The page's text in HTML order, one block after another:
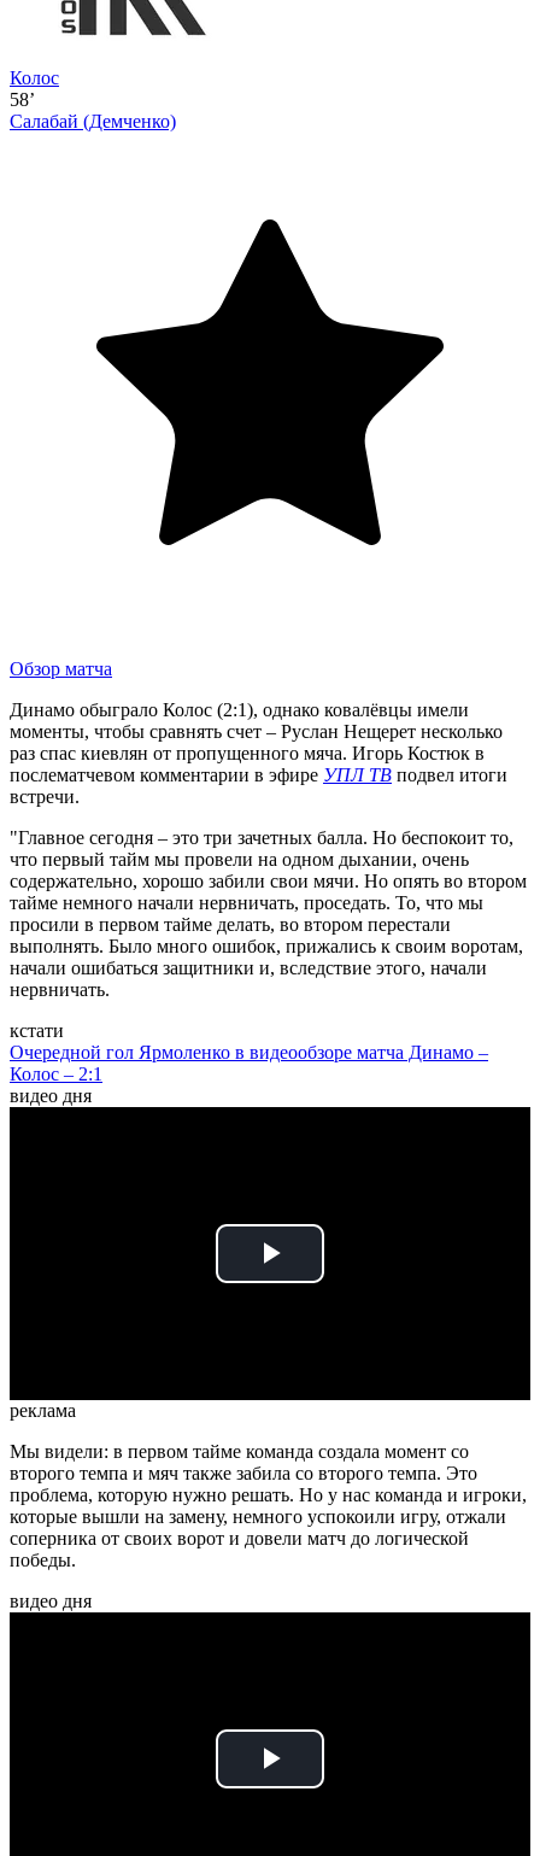
Колос
58’
Салабай (Демченко)
Обзор матча
Динамо обыграло Колос (2:1), однако ковалёвцы имели
моменты, чтобы сравнять счет – Руслан Нещерет несколько
раз спас киевлян от пропущенного мяча. Игорь Костюк в
послематчевом комментарии в эфире УПЛ ТВ подвел итоги
встречи.
"Главное сегодня – это три зачетных балла. Но беспокоит то,
что первый тайм мы провели на одном дыхании, очень
содержательно, хорошо забили свои мячи. Но опять во втором
тайме немного начали нервничать, проседать. То, что мы
просили в первом тайме делать, во втором перестали
выполнять. Было много ошибок, прижались к своим воротам,
начали ошибаться защитники и, вследствие этого, начали
нервничать.
кстати
Очередной гол Ярмоленко в видеообзоре матча Динамо –
Колос – 2:1
видео дня
Play
реклама
Мы видели: в первом тайме команда создала момент со
второго темпа и мяч также забила со второго темпа. Это
проблема, которую нужно решать. Но у нас команда и игроки,
которые вышли на замену, немного успокоили игру, отжали
соперника от своих ворот и довели матч до логической
победы.
видео дня
Play